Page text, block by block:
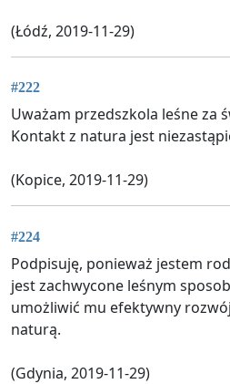
(Łódź, 2019-11-29)
#222
Uważam przedszkola leśne za
Kontakt z natura jest
(Kopice, 2019-11-29)
#224
Podpisuję, ponieważ jestem
jest zachwycone leśnym
umożliwić mu efektywny
naturą.
(Gdynia, 2019-11-29)